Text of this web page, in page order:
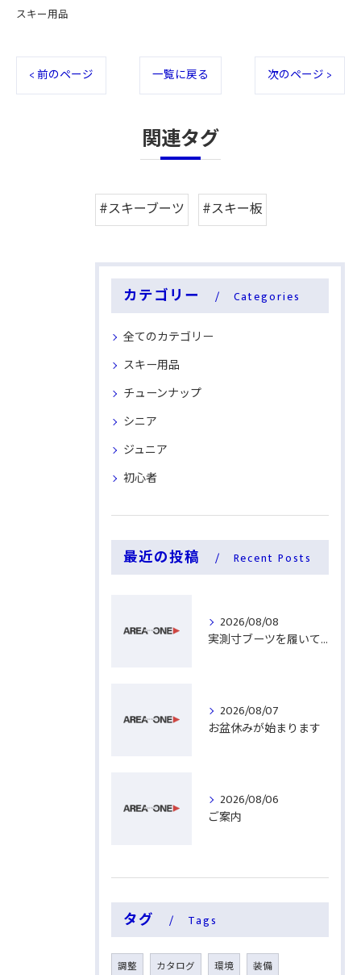
スキー用品
< 前のページ 一覧に戻る 次のページ >
関連タグ
#スキーブーツ #スキー板
カテゴリー Categories
全てのカテゴリー
スキー用品
チューンナップ
シニア
ジュニア
初心者
最近の投稿 Recent Posts
2026/08/08
実測寸ブーツを履いてみる
2026/08/07
お盆休みが始まります
2026/08/06
ご案内
タグ Tags
調整 カタログ 環境 装備